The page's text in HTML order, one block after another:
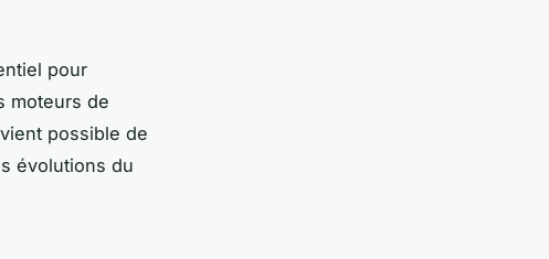
pour
moteurs de
possible de
évolutions du